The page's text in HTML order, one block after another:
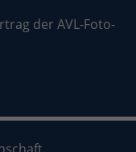
der AVL-Foto-